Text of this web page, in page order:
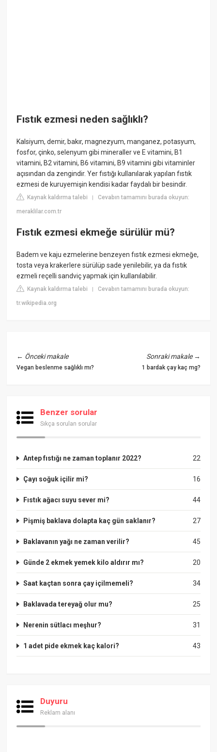
Fıstık ezmesi neden sağlıklı?
Kalsiyum, demir, bakır, magnezyum, manganez, potasyum,
fosfor, çinko, selenyum gibi mineraller ve E vitamini, B1
vitamini, B2 vitamini, B6 vitamini, B9 vitamini gibi vitaminler
açısından da zengindir. Yer fıstığı kullanılarak yapılan fıstık
ezmesi de kuruyemişin kendisi kadar faydalı bir besindir.
Kaynak kaldırma talebi |Cevabın tamamını burada okuyun:
meraklilar.com.tr
Fıstık ezmesi ekmeğe sürülür mü?
Badem ve kaju ezmelerine benzeyen fıstık ezmesi ekmeğe,
tosta veya krakerlere sürülüp sade yenilebilir, ya da fıstık
ezmeli reçelli sandviç yapmak için kullanılabilir.
Kaynak kaldırma talebi |Cevabın tamamını burada okuyun:
tr.wikipedia.org
← Önceki makale
Vegan beslenme sağlıklı mı?
Sonraki makale→
1 bardak çay kaç mg?
Benzer sorular
Sıkça sorulan sorular
22
Antep fıstığı ne zaman toplanır 2022?
16
Çayı soğuk içilir mi?
44
Fıstık ağacı suyu sever mi?
27
Pişmiş baklava dolapta kaç gün saklanır?
45
Baklavanın yağı ne zaman verilir?
20
Günde 2 ekmek yemek kilo aldırır mı?
34
Saat kaçtan sonra çay içilmemeli?
25
Baklavada tereyağ olur mu?
31
Nerenin sütlacı meşhur?
43
1 adet pide ekmek kaç kalori?
Duyuru
Reklam alanı